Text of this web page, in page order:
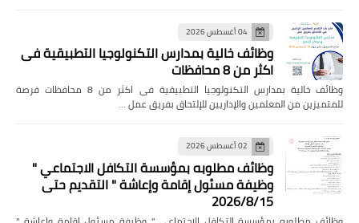
04 أغسطس 2026
وظائف خالية بمدارس التكنولوجيا التطبيقية فى
اكثر من 8 محافظات
وظائف خالية بمدارس التكنولوجيا التطبيقية فى اكثر من 8 محافظات فرصة
للمتميزين من المعلمين والإداريين للإلتحاق بفريق عمل …
02 أغسطس 2026
وظائف مطلوبه بمؤسسة التكافل الاجتماعي "
وظيفة مسئول إقامة وإعاشة " التقديم حتى
2026/8/15